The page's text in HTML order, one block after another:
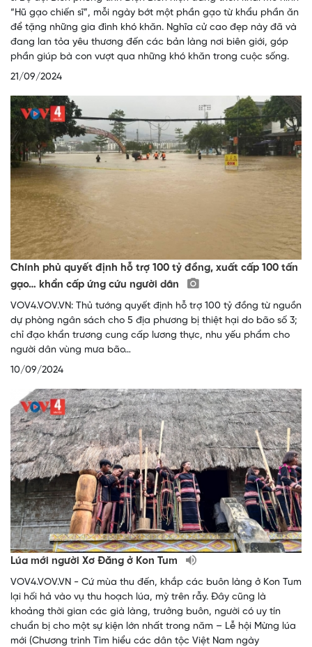
“Hũ gạo chiến sĩ”, mỗi ngày bớt một phần gạo từ khẩu phần ăn
để tặng những gia đình khó khăn. Nghĩa cử cao đẹp này đã và
đang lan tỏa yêu thương đến các bản làng nơi biên giới, góp
phần giúp bà con vượt qua những khó khăn trong cuộc sống.
21/09/2024
Chính phủ quyết định hỗ trợ 100 tỷ đồng, xuất cấp 100 tấn
gạo… khẩn cấp ứng cứu người dân
VOV4.VOV.VN: Thủ tướng quyết định hỗ trợ 100 tỷ đồng từ nguồn
dự phòng ngân sách cho 5 địa phương bị thiệt hại do bão số 3;
chỉ đạo khẩn trương cung cấp lương thực, nhu yếu phẩm cho
người dân vùng mưa bão…
10/09/2024
Lúa mới người Xơ Đăng ở Kon Tum
VOV4.VOV.VN - Cứ mùa thu đến, khắp các buôn làng ở Kon Tum
lại hối hả vào vụ thu hoạch lúa, mỳ trên rẫy. Đây cũng là
khoảng thời gian các già làng, trưởng buôn, người có uy tín
chuẩn bị cho một sự kiện lớn nhất trong năm – Lễ hội Mừng lúa
mới (Chương trình Tìm hiểu các dân tộc Việt Nam ngày